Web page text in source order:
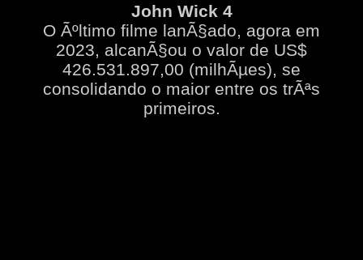
John Wick 4
O Ãºltimo filme lanÃ§ado, agora em
2023, alcanÃ§ou o valor de US$
426.531.897,00 (milhÃµes), se
consolidando o maior entre os trÃªs
primeiros.